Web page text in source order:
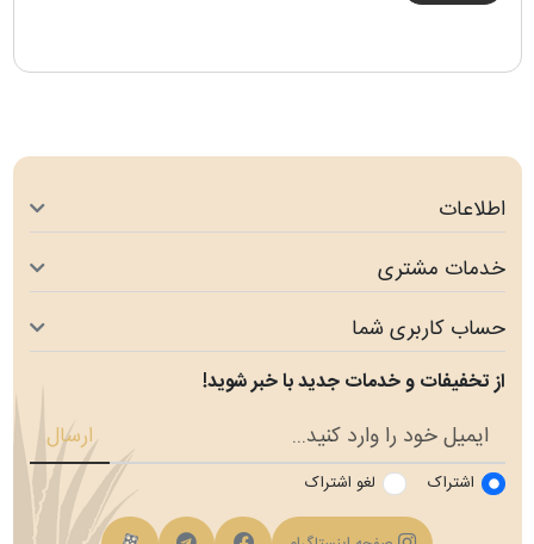
اطلاعات
خدمات مشتری
حساب کاربری شما
از تخفیفات و خدمات جدید با خبر شوید!
ارسال
اشتراک لغو اشتراک